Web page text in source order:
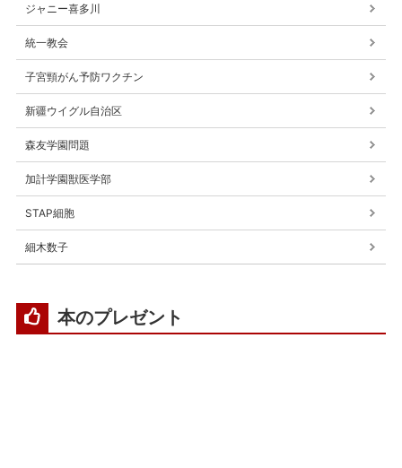
ジャニー喜多川
統一教会
子宮頸がん予防ワクチン
新疆ウイグル自治区
森友学園問題
加計学園獣医学部
STAP細胞
細木数子
本のプレゼント